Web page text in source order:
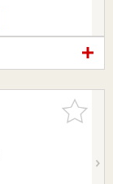
お気に入
りに追加